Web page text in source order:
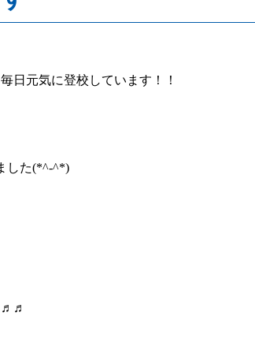
日元気に登校しています！！
した(*^-^*)
♬♬